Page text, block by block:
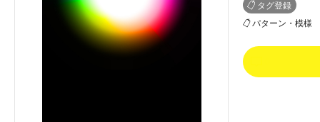
タグ登録
パターン・模様